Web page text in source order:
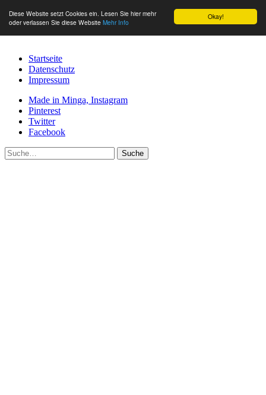
Okay!
Diese Website setzt Cookies ein. Lesen Sie hier mehr
oder verlassen Sie diese Website Mehr Info
Startseite
Datenschutz
Impressum
Made in Minga, Instagram
Pinterest
Twitter
Facebook
Suche